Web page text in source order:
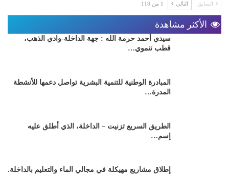
السابق التالي 1 من 118
الأكثر مشاهدة
سيدي أحمد حرمة الله : جهة الداخلة-وادي الذهب،
قطب تنموي…
المبادرة الوطنية للتنمية البشرية تواصل دعمها للأنشطة
المدرة…
الطريق السريع تزنيت – الداخلة، الذي أطلق عليه
إسم…
إطلاق مشاريع مهيكلة في مجالي الماء والتعليم بالداخلة.